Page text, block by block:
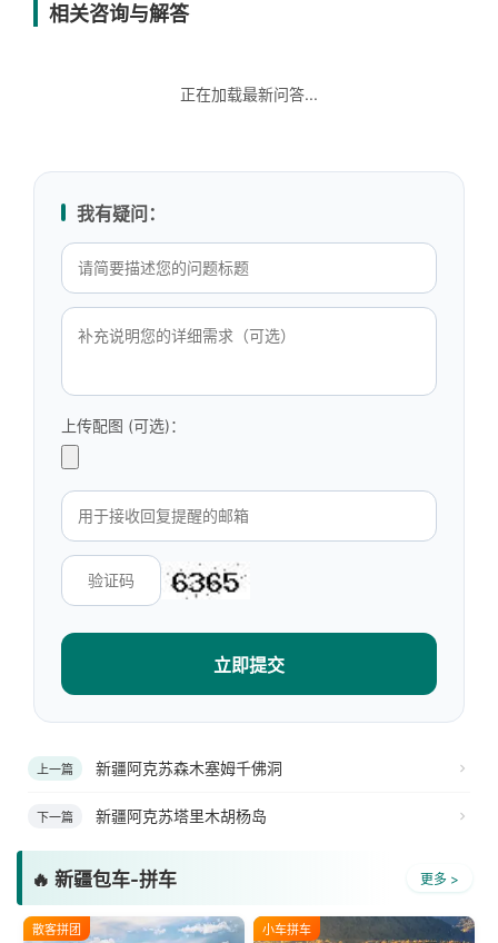
相关咨询与解答
正在加载最新问答...
我有疑问：
上传配图 (可选)：
立即提交
上一篇 新疆阿克苏森木塞姆千佛洞
下一篇 新疆阿克苏塔里木胡杨岛
🔥 新疆包车-拼车 更多 >
散客拼团 小车拼车